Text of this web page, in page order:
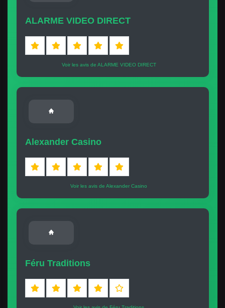
ALARME VIDEO DIRECT
Voir les avis de ALARME VIDEO DIRECT
Alexander Casino
Voir les avis de Alexander Casino
Féru Traditions